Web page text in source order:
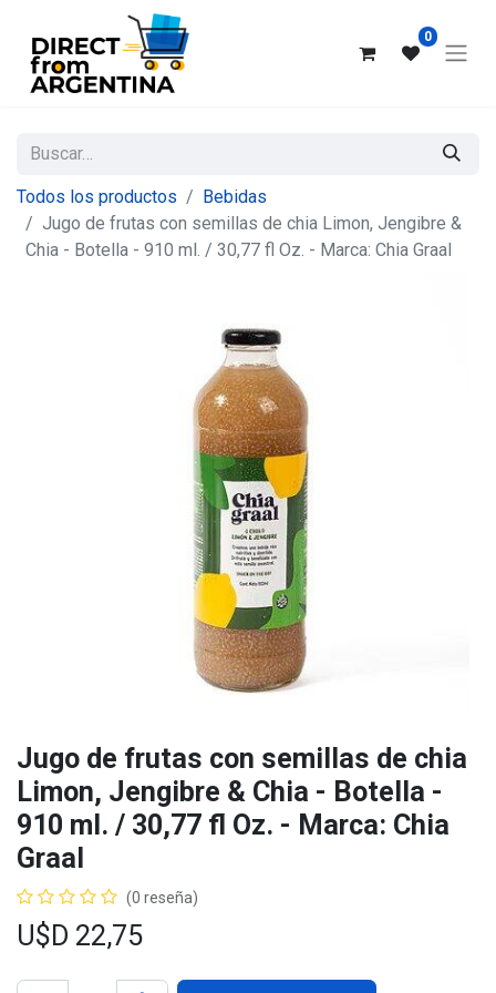
0
Todos los productos
Bebidas
Jugo de frutas con semillas de chia Limon, Jengibre &
Chia - Botella - 910 ml. / 30,77 fl Oz. - Marca: Chia Graal
Jugo de frutas con semillas de chia
Limon, Jengibre & Chia - Botella -
910 ml. / 30,77 fl Oz. - Marca: Chia
Graal
(0 reseña)
U$D 22,75